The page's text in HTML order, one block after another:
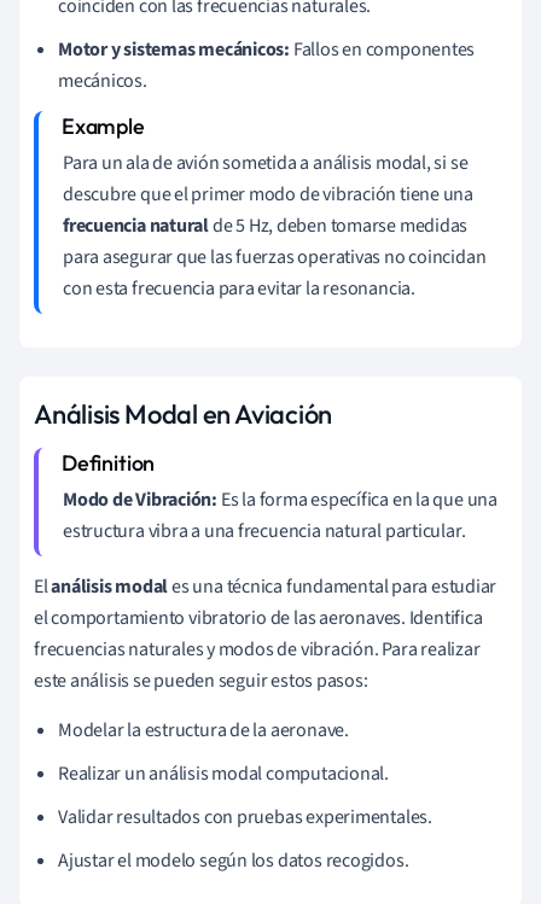
coinciden con las frecuencias naturales.
Motor y sistemas mecánicos: Fallos en componentes
mecánicos.
Para un ala de avión sometida a análisis modal, si se
descubre que el primer modo de vibración tiene una
frecuencia naturalde 5 Hz, deben tomarse medidas
para asegurar que las fuerzas operativas no coincidan
con esta frecuencia para evitar la resonancia.
Análisis Modal en Aviación
Modo de Vibración: Es la forma específica en la que una
estructura vibra a una frecuencia natural particular.
Elanálisis modales una técnica fundamental para estudiar
el comportamiento vibratorio de las aeronaves. Identifica
frecuencias naturales y modos de vibración. Para realizar
este análisis se pueden seguir estos pasos:
Modelar la estructura de la aeronave.
Realizar un análisis modal computacional.
Validar resultados con pruebas experimentales.
Ajustar el modelo según los datos recogidos.